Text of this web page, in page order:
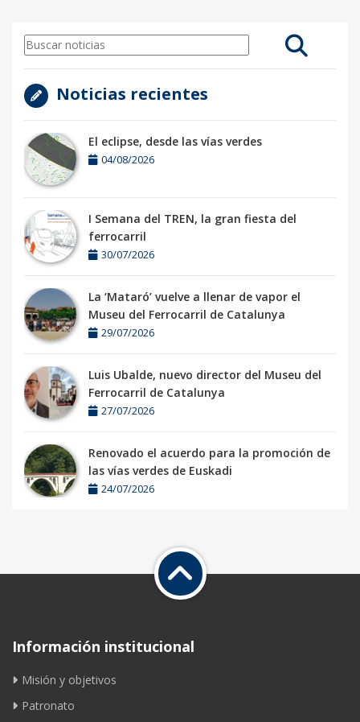
Noticias recientes
El eclipse, desde las vías verdes
04/08/2026
I Semana del TREN, la gran fiesta del
ferrocarril
30/07/2026
La ‘Mataró’ vuelve a llenar de vapor el
Museu del Ferrocarril de Catalunya
29/07/2026
Luis Ubalde, nuevo director del Museu del
Ferrocarril de Catalunya
27/07/2026
Renovado el acuerdo para la promoción de
las vías verdes de Euskadi
24/07/2026
Información institucional
Misión y objetivos
Patronato